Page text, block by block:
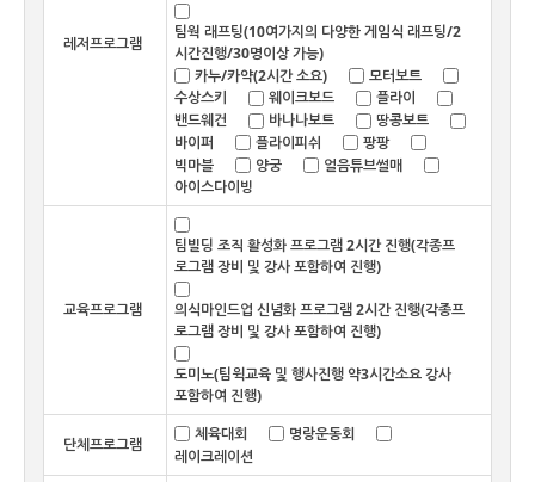
레저프로그램
팀웍 래프팅(10여가지의 다양한 게임식 래프팅/2
시간진행/30명이상 가능)
카누/카약(2시간 소요)
모터보트
수상스키
웨이크보드
플라이
밴드웨건
바나나보트
땅콩보트
바이퍼
플라이피쉬
팡팡
빅마블
양궁
얼음튜브썰매
아이스다이빙
교육프로그램
팀빌딩 조직 활성화 프로그램 2시간 진행(각종프
로그램 장비 및 강사 포함하여 진행)
의식마인드업 신념화 프로그램 2시간 진행(각종프
로그램 장비 및 강사 포함하여 진행)
도미노(팀윅교육 및 행사진행 약3시간소요 강사
포함하여 진행)
단체프로그램
체육대회
명랑운동회
레이크레이션